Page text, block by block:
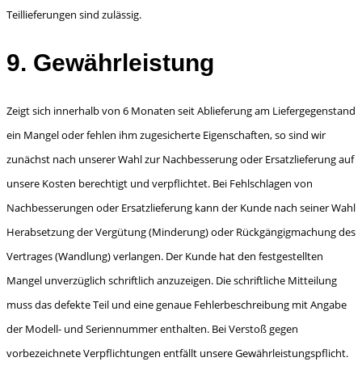
Teillieferungen sind zulässig.
9. Gewährleistung
Zeigt sich innerhalb von 6 Monaten seit Ablieferung am Liefergegenstand
ein Mangel oder fehlen ihm zugesicherte Eigenschaften, so sind wir
zunächst nach unserer Wahl zur Nachbesserung oder Ersatzlieferung auf
unsere Kosten berechtigt und verpflichtet. Bei Fehlschlagen von
Nachbesse­rungen oder Ersatzlieferung kann der Kunde nach seiner Wahl
Herabsetzung der Vergütung (Minderung) oder Rückgängigmachung des
Vertrages (Wandlung) verlangen. Der Kunde hat den festgestellten
Mangel unverzüglich schriftlich anzuzeigen. Die schriftliche Mitteilung
muss das defekte Teil und eine genaue Fehlerbeschreibung mit Angabe
der Modell- und Seriennummer enthalten. Bei Verstoß gegen
vorbezeichnete Verpflichtungen entfällt unsere Gewährleistungs­pflicht.